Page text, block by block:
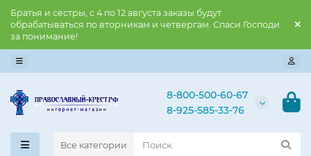
Братья и сёстры, с 4 по 12 августа заказы будут
обрабатываться по вторникам и четвергам. Спаси Господи
за понимание!
8-800-500-60-67
8-925-585-33-76
Все категории